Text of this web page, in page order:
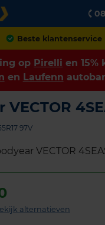
Achteraf betalen
op Pirelli en
en Laufenn
VECTOR
97V
alternatieven